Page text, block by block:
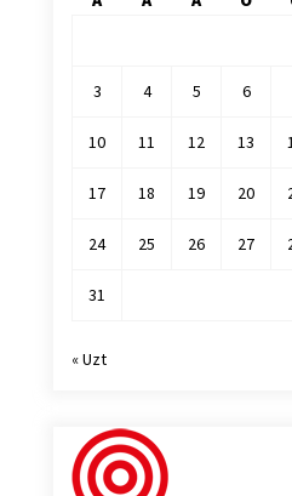
3 4 5 6
10 11 12 13
17 18 19 20
24 25 26 27
31
« Uzt